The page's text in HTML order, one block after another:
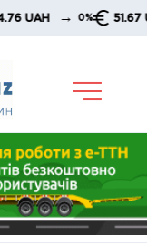
→ 0% 51.67 UAH